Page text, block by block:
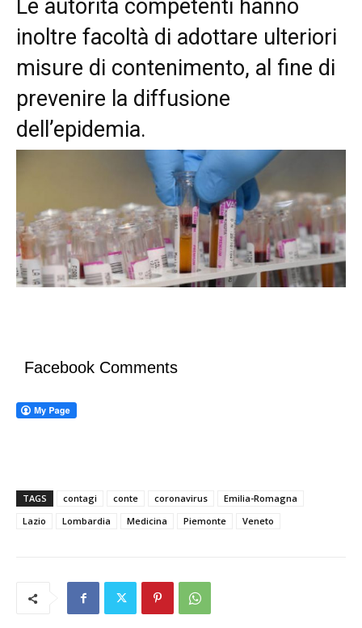
Le autorità competenti hanno
inoltre facoltà di adottare ulteriori
misure di contenimento, al fine di
prevenire la diffusione
dell’epidemia.
Facebook Comments
TAGS contagi conte coronavirus
Emilia-Romagna
Lazio
Lombardia Medicina Piemonte Veneto